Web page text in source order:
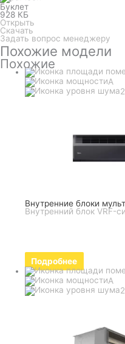
Буклет
928 КБ
Открыть
Скачать
Задать вопрос менеджеру
Похожие модели
Похожие
A
Внутренние блоки
Внутренний блок VRF-
Подробнее
A